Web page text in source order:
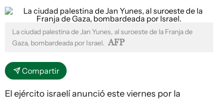
La ciudad palestina de Jan Yunes, al suroeste de la Franja de
Gaza, bombardeada por Israel. AFP
Compartir
El ejército israelí anunció este viernes por la